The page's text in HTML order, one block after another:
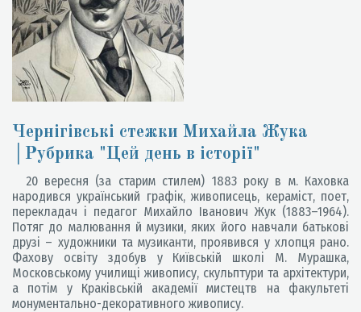
Чернігівські стежки Михайла Жука
│Рубрика "Цей день в історії"
20 вересня (за старим стилем) 1883 року в м. Каховка
народився український графік, живописець, кераміст, поет,
перекладач і педагог Михайло Іванович Жук (1883–1964).
Потяг до малювання й музики, яких його навчали батькові
друзі – художники та музиканти, проявився у хлопця рано.
Фахову освіту здобув у Київській школі М. Мурашка,
Московському училищі живопису, скульптури та архітектури,
а потім у Краківській академії мистецтв на факультеті
монументально-декоративного живопису.